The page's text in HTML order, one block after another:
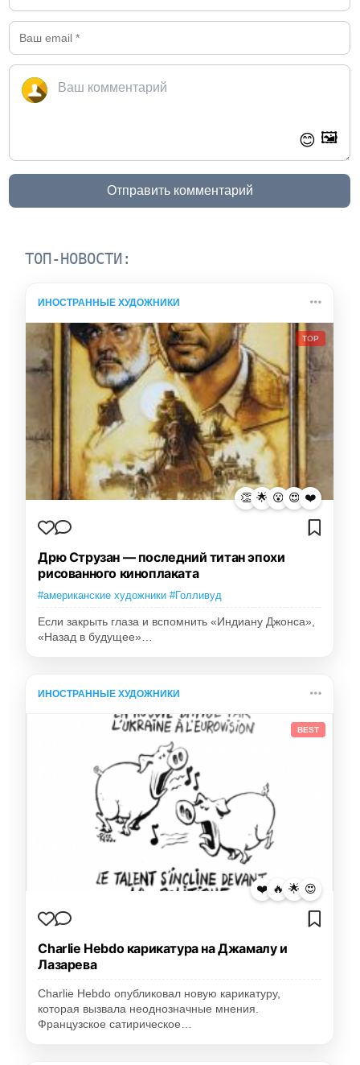
😊 🖼️
Отправить комментарий
ТОП-НОВОСТИ:
ИНОСТРАННЫЕ ХУДОЖНИКИ
TOP
👏 🌟 😮 😍 ❤️
Дрю Струзан — последний титан эпохи
рисованного киноплаката
#американские художники #Голливуд
Если закрыть глаза и вспомнить «Индиану Джонса»,
«Назад в будущее»…
ИНОСТРАННЫЕ ХУДОЖНИКИ
BEST
❤️ 🔥 🌟 😍
Charlie Hebdo карикатура на Джамалу и
Лазарева
Charlie Hebdo опубликовал новую карикатуру,
которая вызвала неоднозначные мнения.
Французское сатирическое…